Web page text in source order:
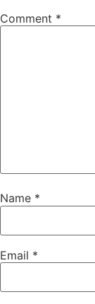
Comment *
Name *
Email *